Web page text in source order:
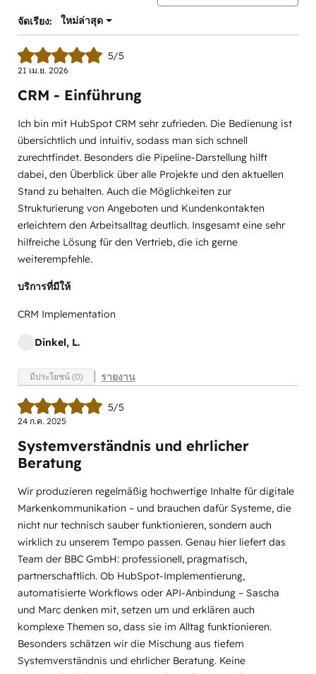
จัดเรียง: ใหม่ล่าสุด
5/5
21 เม.ย. 2026
CRM - Einführung
Ich bin mit HubSpot CRM sehr zufrieden. Die Bedienung ist
übersichtlich und intuitiv, sodass man sich schnell
zurechtfindet. Besonders die Pipeline-Darstellung hilft
dabei, den Überblick über alle Projekte und den aktuellen
Stand zu behalten. Auch die Möglichkeiten zur
Strukturierung von Angeboten und Kundenkontakten
erleichtern den Arbeitsalltag deutlich. Insgesamt eine sehr
hilfreiche Lösung für den Vertrieb, die ich gerne
weiterempfehle.
บริการที่มีให้
CRM Implementation
Dinkel, L.
มีประโยชน์ (0) รายงาน
5/5
24 ก.ค. 2025
Systemverständnis und ehrlicher
Beratung
Wir produzieren regelmäßig hochwertige Inhalte für digitale
Markenkommunikation – und brauchen dafür Systeme, die
nicht nur technisch sauber funktionieren, sondern auch
wirklich zu unserem Tempo passen. Genau hier liefert das
Team der BBC GmbH: professionell, pragmatisch,
partnerschaftlich. Ob HubSpot-Implementierung,
automatisierte Workflows oder API-Anbindung – Sascha
und Marc denken mit, setzen um und erklären auch
komplexe Themen so, dass sie im Alltag funktionieren.
Besonders schätzen wir die Mischung aus tiefem
Systemverständnis und ehrlicher Beratung. Keine